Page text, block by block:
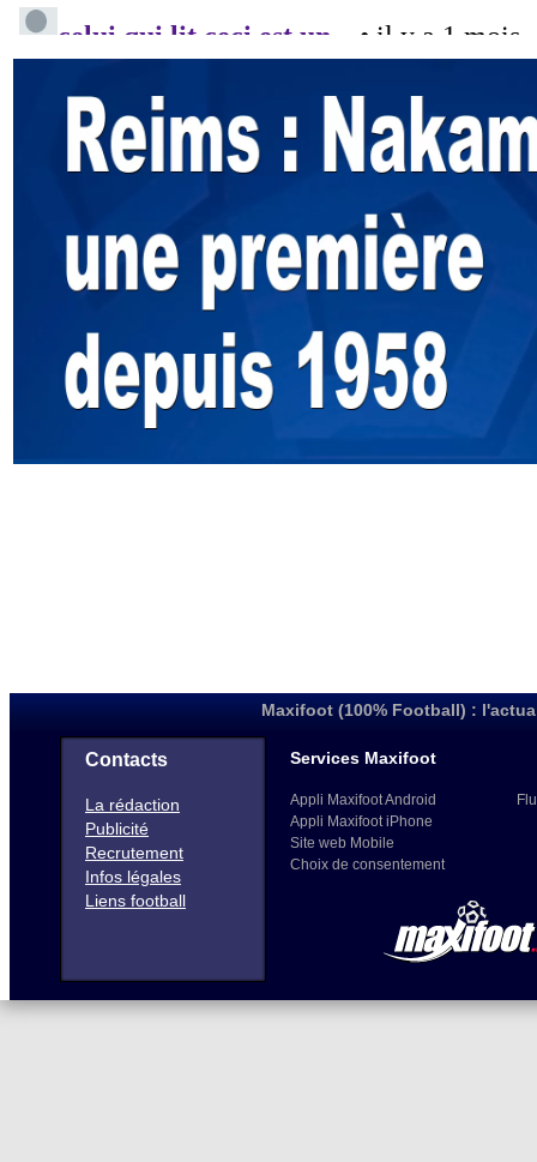
Maxifoot (100% Football) :
Contacts
La rédaction
Publicité
Recrutement
Infos légales
Liens football
Services Maxifoot
Appli Maxifoot Android
Appli Maxifoot iPhone
Site web Mobile
Choix de consentement